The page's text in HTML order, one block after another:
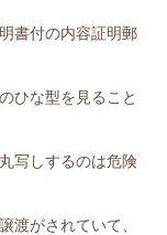
書付の内容証明郵
ひな型を見ること
写しするのは危険
渡がされていて、